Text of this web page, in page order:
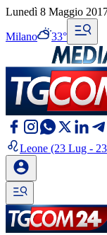
Lunedì 8 Maggio
Milano 33°
Leone (23 Lug -